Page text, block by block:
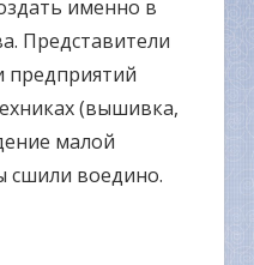
именно в
Представители
предприятий
(вышивка,
малой
сшили воедино.